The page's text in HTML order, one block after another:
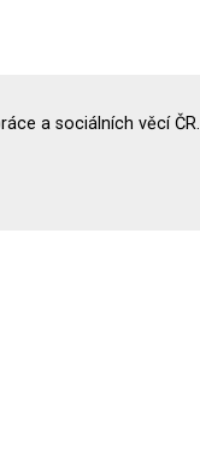
a sociálních věcí ČR.